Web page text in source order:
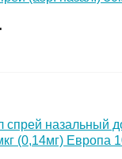
спрей назальный
(0,14мг) Европа